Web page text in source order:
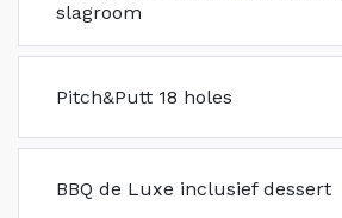
slagroom
Pitch&Putt 18 holes
BBQ de Luxe inclusief dessert